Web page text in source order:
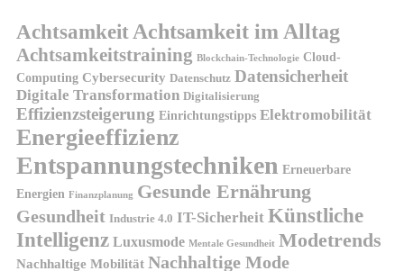
AchtsamkeitAchtsamkeit im Alltag
Achtsamkeitstraining Blockchain-Technologie Cloud-
Computing Cybersecurity Datenschutz Datensicherheit
Digitale Transformation Digitalisierung
Effizienzsteigerung Einrichtungstipps Elektromobilität
Energieeffizienz
Entspannungstechniken Erneuerbare
Energien Finanzplanung Gesunde Ernährung
Gesundheit Industrie 4.0 IT-Sicherheit Künstliche
Intelligenz Luxusmode Mentale Gesundheit Modetrends
Nachhaltige Mobilität Nachhaltige Mode